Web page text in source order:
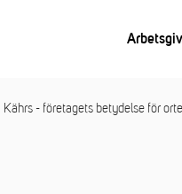
Kährs - företagets betydelse för